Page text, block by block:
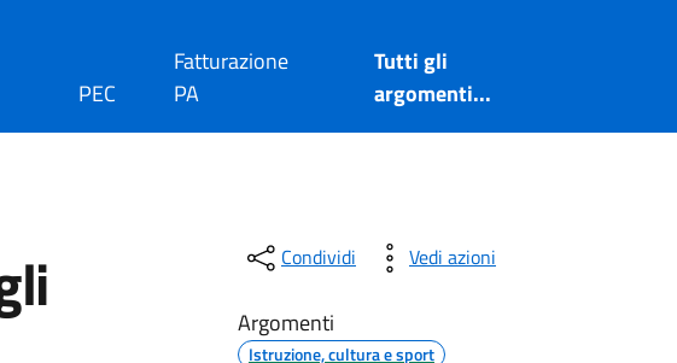
PEC
Fatturazione
PA
Tutti gli
argomenti...
Condividi Vedi azioni
Argomenti
Istruzione, cultura e sport